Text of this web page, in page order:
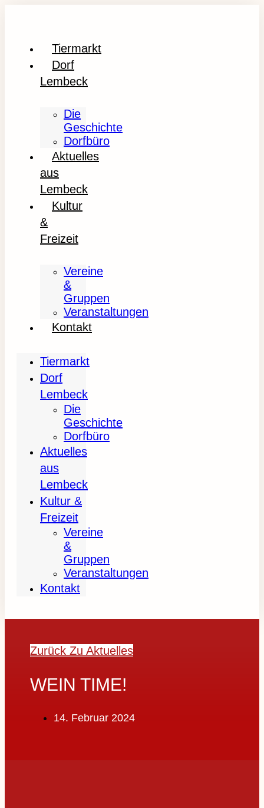
Tiermarkt
Dorf
Lembeck
Die
Geschichte
Dorfbüro
Aktuelles
aus
Lembeck
Kultur
&
Freizeit
Vereine
&
Gruppen
Veranstaltungen
Kontakt
Tiermarkt
Dorf
Lembeck
Die
Geschichte
Dorfbüro
Aktuelles
aus
Lembeck
Kultur &
Freizeit
Vereine
&
Gruppen
Veranstaltungen
Kontakt
Zurück Zu Aktuelles
WEIN TIME!
14. Februar 2024